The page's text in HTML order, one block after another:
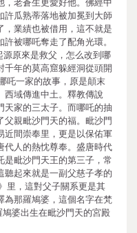
瓜熟蒂落地被加冕到大師
業績也被借用，這不就是
被哪吒奪走了配角光環。
源原來是救父，怎么改到哪
年的莫高窟躲經洞從頭開
吒一家的故事，原是顛末
西域傳進中土。釋教傳說
天家的三太子。而哪吒的抽
親毗沙門天的福。毗沙門
近間崇奉里，更是以保佑軍
代人的熱忱尊奉。盛唐時代
毗沙門天王的第三子，常
起來就是一副父慈子孝的
里，這對父子關系更是其
為那羅鳩婆，這個名字在梵
婆出生在毗沙門天的宮殿